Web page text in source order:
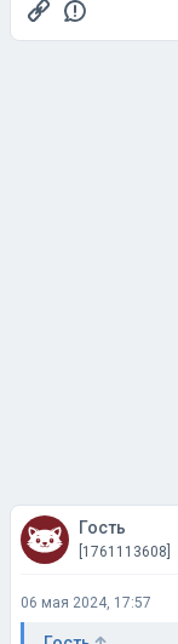
Гость
[1761113608]
06 мая 2024, 17:57